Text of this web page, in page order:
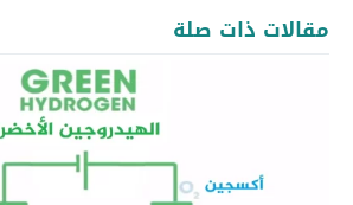
مقالات ذات صلة